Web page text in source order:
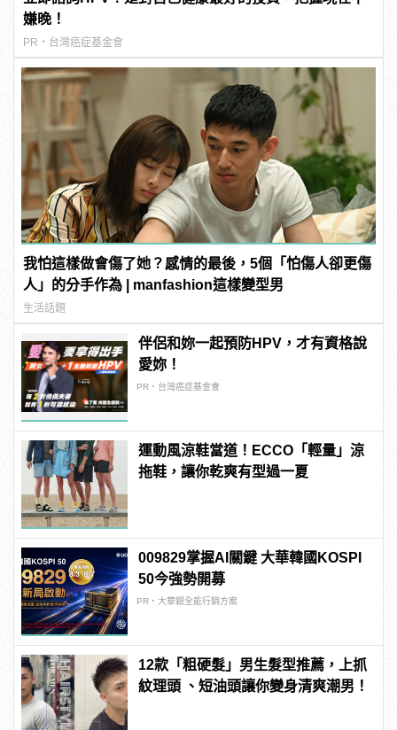
嫌晚！
PR・台灣癌症基金會
我怕這樣做會傷了她？感情的最後，5個「怕傷人卻更傷
人」的分手作為 | manfashion這樣變型男
生活話題
伴侶和妳一起預防HPV，才有資格說
愛妳！
PR・台灣癌症基金會
運動風涼鞋當道！ECCO「輕量」涼
拖鞋，讓你乾爽有型過一夏
009829掌握AI關鍵 大華韓國KOSPI
50今強勢開募
PR・大華銀全能行銷方案
12款「粗硬髮」男生髮型推薦，上抓
紋理頭 、短油頭讓你變身清爽潮男！